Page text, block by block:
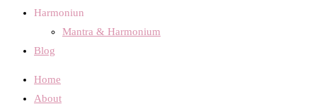
Harmoniun
Mantra & Harmonium
Blog
Home
About